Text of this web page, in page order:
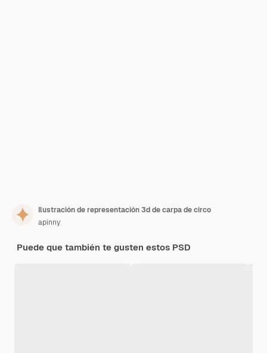
Ilustración de representación 3d de carpa de circo
apinny
Puede que también te gusten estos PSD